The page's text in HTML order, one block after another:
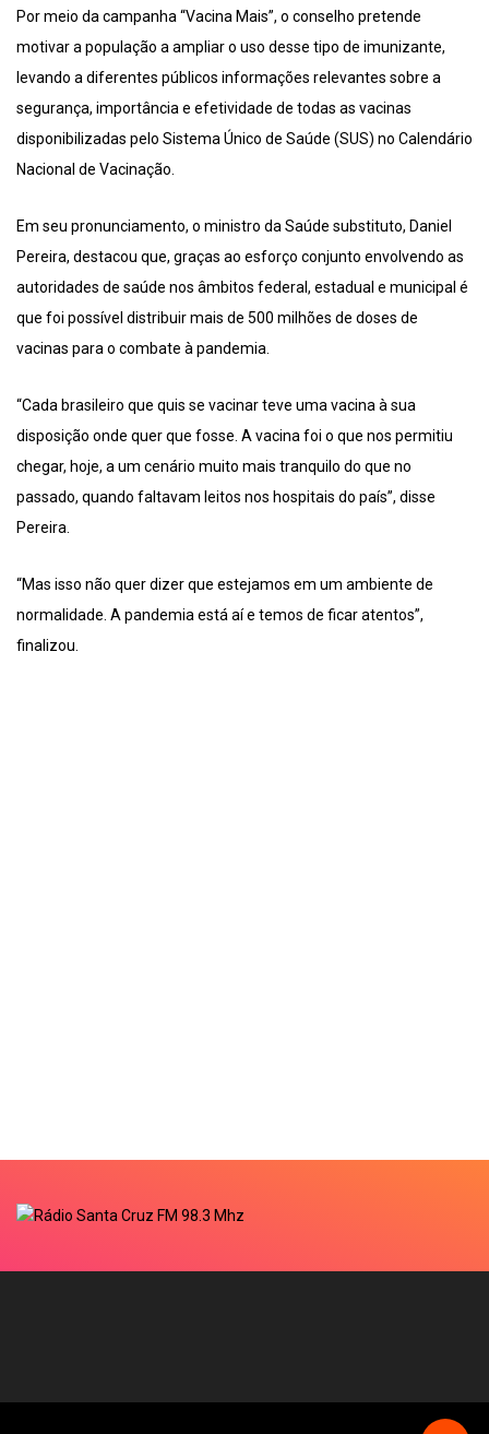
Por meio da campanha “Vacina Mais”, o conselho pretende
motivar a população a ampliar o uso desse tipo de imunizante,
levando a diferentes públicos informações relevantes sobre a
segurança, importância e efetividade de todas as vacinas
disponibilizadas pelo Sistema Único de Saúde (SUS) no Calendário
Nacional de Vacinação.
Em seu pronunciamento, o ministro da Saúde substituto, Daniel
Pereira, destacou que, graças ao esforço conjunto envolvendo as
autoridades de saúde nos âmbitos federal, estadual e municipal é
que foi possível distribuir mais de 500 milhões de doses de
vacinas para o combate à pandemia.
“Cada brasileiro que quis se vacinar teve uma vacina à sua
disposição onde quer que fosse. A vacina foi o que nos permitiu
chegar, hoje, a um cenário muito mais tranquilo do que no
passado, quando faltavam leitos nos hospitais do país”, disse
Pereira.
“Mas isso não quer dizer que estejamos em um ambiente de
normalidade. A pandemia está aí e temos de ficar atentos”,
finalizou.